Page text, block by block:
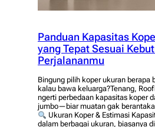
Panduan Kapasitas
yang Tepat Sesuai
Perjalananmu
Bingung pilih koper ukuran berapa
kalau bawa keluarga?Tenang,
ngerti perbedaan kapasitas koper
jumbo—biar muatan gak
Ukuran Koper & Estimasi
dalam berbagai ukuran, biasanya